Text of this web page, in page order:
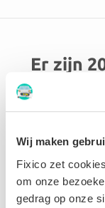
Wij maken
Fixico zet
om onze
gedrag op onze
Er zijn